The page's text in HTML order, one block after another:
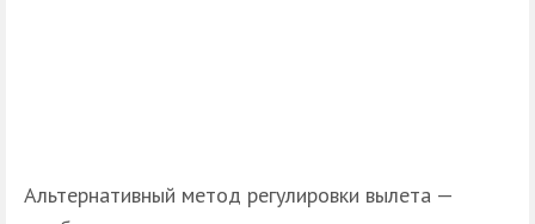
Альтернативный метод регулировки вылета —